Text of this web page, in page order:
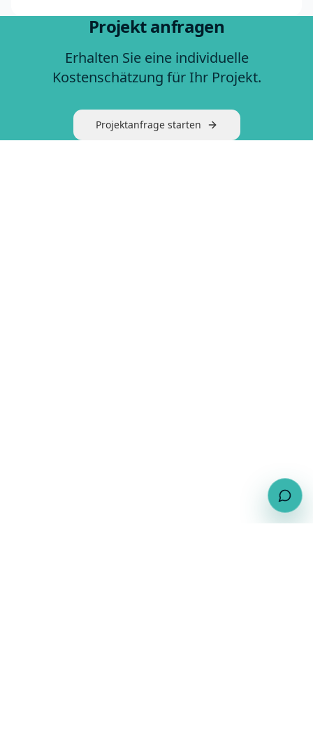
Projekt anfragen
Erhalten Sie eine individuelle
Kostenschätzung für Ihr Projekt.
Projektanfrage starten